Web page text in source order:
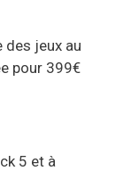
des jeux au
pour 399€
5 et à